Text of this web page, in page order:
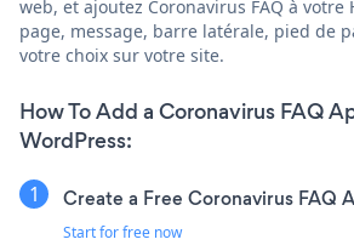
web, et ajoutez Coronavirus FAQ à votre
page, message, barre latérale, pied de
votre choix sur votre site.
How To Add a Coronavirus FAQ
WordPress:
Create a Free Coronavirus FAQ
Start for free now